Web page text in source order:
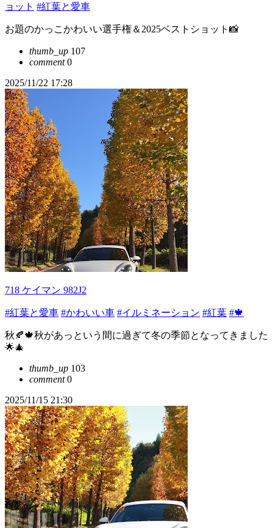
ョット #紅葉と愛車
お題のかっこかわいい選手権＆2025ベストショット📸
thumb_up 107
comment0
2025/11/22 17:28
718 ケイマン 982J2
#紅葉と愛車 #かわいい車 #イルミネーション #紅葉 #🍁
秋🍂🍁秋があっという間に過ぎて冬の季節となってきました
🌟🎄
thumb_up 103
comment0
2025/11/15 21:30